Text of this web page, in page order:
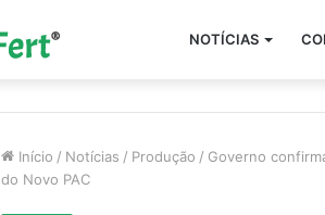
NOTÍCIAS
Início / Notícias / Produção / Governo
do Novo PAC